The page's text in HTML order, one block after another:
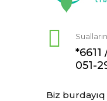
*6611
051-
Biz burdayıq